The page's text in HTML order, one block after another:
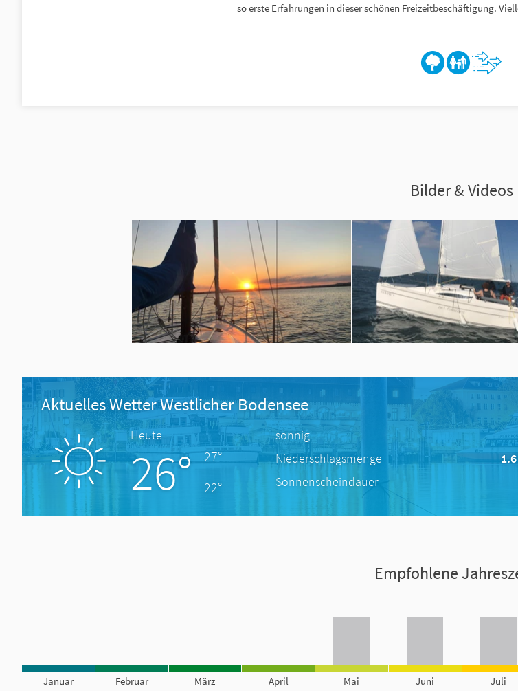
so erste Erfahrungen in dieser schönen Freizeitbeschäftigung.
Bilder & Videos
Aktuelles Wetter Westlicher Bodensee
Heute
26°
27°
22°
sonnig
Niederschlagsmenge
Sonnenscheindauer
Empfohlene
Januar Februar März April Mai Juni Juli